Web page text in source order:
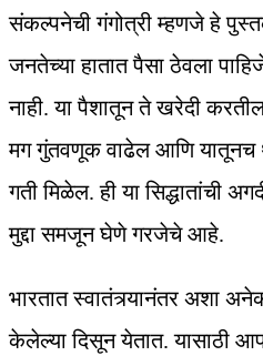
संकल्पनेची गंगोत्री म्हणजे हे
जनतेच्या हातात पैसा ठेवला
नाही. या पैशातून ते खरेदी
मग गुंतवणूक वाढेल आणि यातूनच
गती मिळेल. ही या सिद्धातांची
मुद्दा समजून घेणे गरजेचे आहे.
भारतात स्वातंत्र्यानंतर अशा
केलेल्या दिसून येतात. यासाठी